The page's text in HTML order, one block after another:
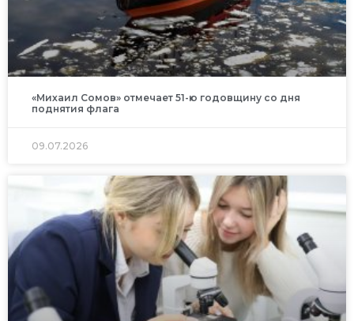
«Михаил Сомов» отмечает 51-ю годовщину со дня
поднятия флага
09.07.2026